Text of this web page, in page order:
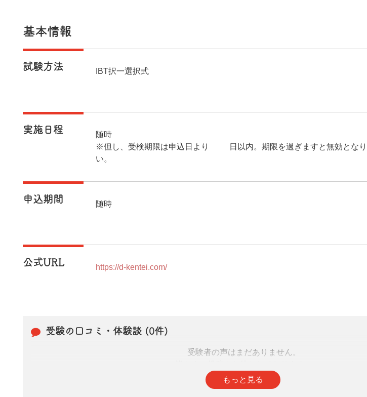
基本情報
試験方法 IBT択一選択式
実施日程
随時
※但し、受検期限は申込日より90日以内。期限を過ぎますと無効となり
い。
申込期間 随時
公式URL https://d-kentei.com/
受験の口コミ・体験談 (0件)
受験者の声はまだありません。
もっと見る